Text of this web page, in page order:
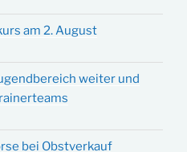
am 2. August
weiter und
bei Obstverkauf